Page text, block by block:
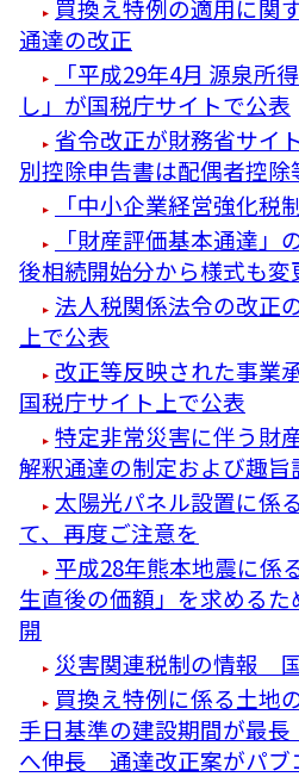
買換え特例の適用に関
通達の改正
「平成29年4月 源泉所
し」が国税庁サイトで公表
省令改正が財務省サ
別控除申告書は配偶者控
「中小企業経営強化
「財産評価基本通達
後相続開始分から様式も変
法人税関係法令の改正
上で公表
改正等反映された事業
国税庁サイト上で公表
特定非常災害に伴う財
解釈通達の制定および趣旨
太陽光パネル設置に係
て、再度ご注意を
平成28年熊本地震に係
生直後の価額」を求める
開
災害関連税制の情報
買換え特例に係る土地
手日基準の建設期間が最長
へ伸長 通達改正案がパブ